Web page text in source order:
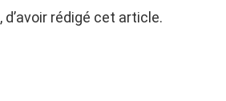
, d’avoir rédigé cet article.